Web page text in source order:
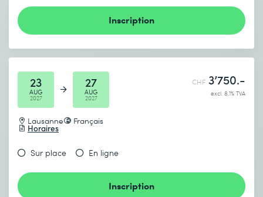
Inscription
23
AUG
2027
27
AUG
2027
Lausanne Français
Horaires
CHF 3’750.-
excl. 8.1% TVA
Sur place En ligne
Inscription